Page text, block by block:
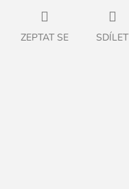
ZEPTAT SE SDÍLET